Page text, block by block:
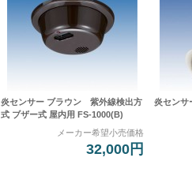
炎センサー ブラウン 紫外線検出方
式 ブザー式 屋内用 FS-1000(B)
メーカー希望小売価格
32,000円
炎センサ